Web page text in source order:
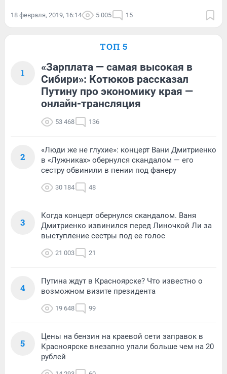
18 февраля, 2019, 16:14 5 005 15
ТОП 5
1
«Зарплата — самая высокая в
Сибири»: Котюков рассказал
Путину про экономику края —
онлайн-трансляция
53 468 136
2
«Люди же не глухие»: концерт Вани Дмитриенко
в «Лужниках» обернулся скандалом — его
сестру обвинили в пении под фанеру
30 184 48
3
Когда концерт обернулся скандалом. Ваня
Дмитриенко извинился перед Линочкой Ли за
выступление сестры под ее голос
21 003 21
4
Путина ждут в Красноярске? Что известно о
возможном визите президента
19 648 99
5
Цены на бензин на краевой сети заправок в
Красноярске внезапно упали больше чем на 20
рублей